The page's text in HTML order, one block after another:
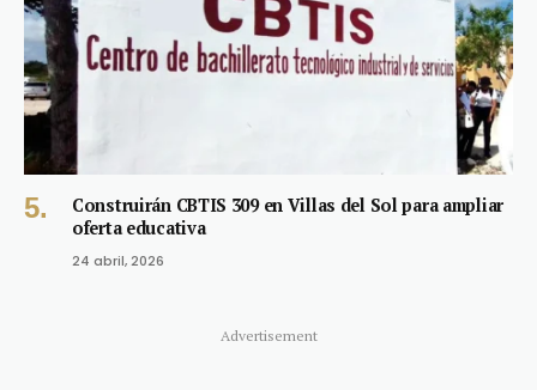
Construirán CBTIS 309 en Villas del Sol para ampliar
oferta educativa
24 abril, 2026
Advertisement